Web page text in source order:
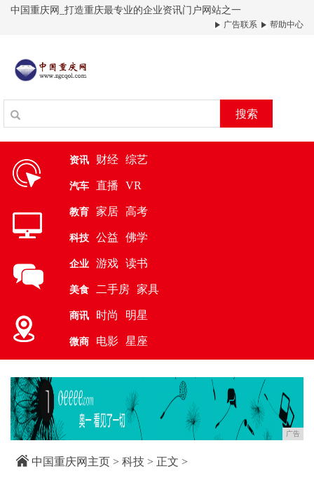
中国重庆网_打造重庆最专业的企业资讯门户网站之一
广告联系 帮助中心
搜索
资讯 财经 综艺
汽车 直播 VR
教育 家居 高考
科技 公益 佛学
企业 游戏 读书
美食 二手房 家具
商讯 时尚 明星
微商 电影 星座
广告
中国重庆网主页 > 科技 > 正文 >